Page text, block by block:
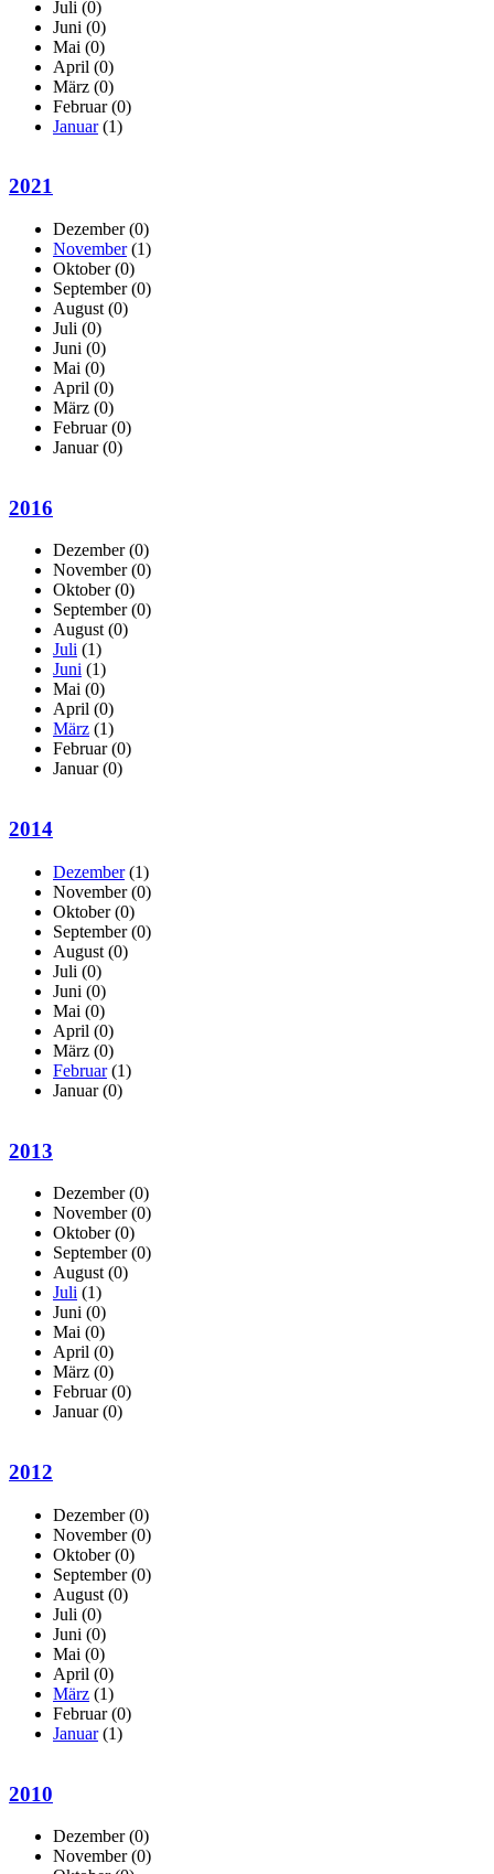
Juli (0)
Juni (0)
Mai (0)
April (0)
März (0)
Februar(0)
Januar (1)
2021
Dezember(0)
November (1)
Oktober(0)
September(0)
August (0)
Juli (0)
Juni (0)
Mai (0)
April (0)
März (0)
Februar(0)
Januar(0)
2016
Dezember(0)
November(0)
Oktober(0)
September(0)
August(0)
Juli (1)
Juni (1)
Mai (0)
April (0)
März (1)
Februar(0)
Januar(0)
2014
Dezember (1)
November(0)
Oktober(0)
September(0)
August (0)
Juli (0)
Juni (0)
Mai (0)
April (0)
März (0)
Februar (1)
Januar(0)
2013
Dezember(0)
November(0)
Oktober(0)
September(0)
August (0)
Juli (1)
Juni (0)
Mai (0)
April (0)
März (0)
Februar(0)
Januar(0)
2012
Dezember(0)
November(0)
Oktober(0)
September(0)
August (0)
Juli (0)
Juni (0)
Mai (0)
April (0)
März (1)
Februar(0)
Januar (1)
2010
Dezember(0)
November(0)